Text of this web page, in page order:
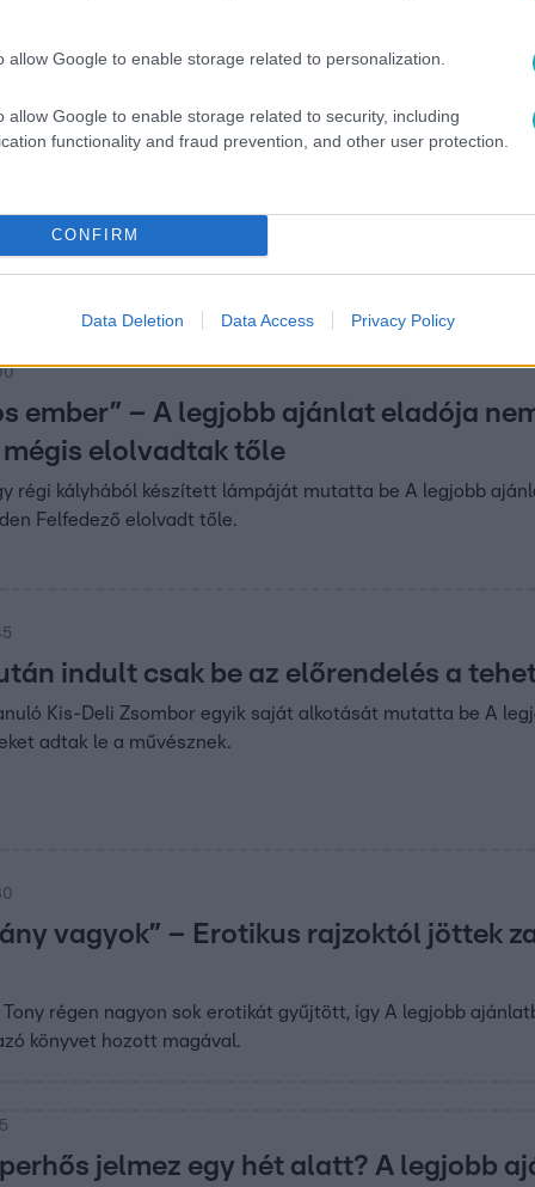
allow Google to enable storage related to personalization.
allow Google to enable storage related to security, including
functionality and fraud prevention, and other user protection.
CONFIRM
Data Deletion Data Access Privacy Policy
egy történész hallgató mutatta különleges
tesztelték a Felfedezők.
ember” – A legjobb ajánlat eladója
mégis elolvadtak tőle
régi kályhából készített lámpáját mutatta be A legjobb
Felfedező elolvadt tőle.
indult csak be az előrendelés a
Kis-Deli Zsombor egyik saját alkotását mutatta be A
adtak le a művésznek.
vagyok” – Erotikus rajzoktól jöttek
Tony régen nagyon sok erotikát gyűjtött, így A legjobb
könyvet hozott magával.
jelmez egy hét alatt? A legjobb